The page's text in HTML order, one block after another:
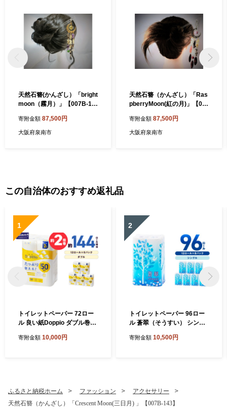
天然石簪(かんざし）「bright
moon（霧月）」【007B-14
寄附金額 87,500円
大阪府泉南市
天然石簪（かんざし）「Ras
pberryMoon(紅の月)」【00
寄附金額 87,500円
大阪府泉南市
この自治体のおすすめ返礼品
1
トイレットペーパー 72ロー
ル 良い紙Doppio ダブル巻
縄】【60営業日以内に発
0D-010】
寄附金額 10,000円
2
トイレットペーパー 96ロー
ル 蒼翠（そうすい） シング
道・沖縄】【60営業日以内
寄附金額 10,500円
ふるさと納税ホーム ファッション
アクセサリー
天然石簪（かんざし）「Crescent Moon(三日月) 」【007B-143】